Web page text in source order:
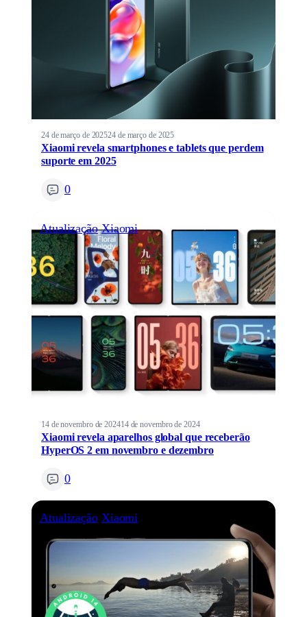
24 de março de 202524 de março de 2025
Xiaomi revela smartphones e tablets que perdem
suporte em 2025
0
Atualização Xiaomi
14 de novembro de 202414 de novembro de 2024
Xiaomi revela aparelhos global que receberão
HyperOS 2 em novembro e dezembro
0
Atualização Xiaomi